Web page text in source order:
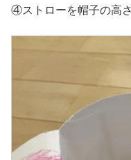
④ストローを帽子の高さ